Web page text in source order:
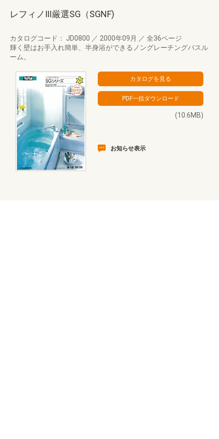
レフィノⅢ厳選SG（SGNF)
カタログコード： JD0800 ／ 2000年09月 ／ 全36ページ
輝く壁はお手入れ簡単、半身浴ができるノングレーチングバスル
ーム。
(10.6MB)
お知らせ表示